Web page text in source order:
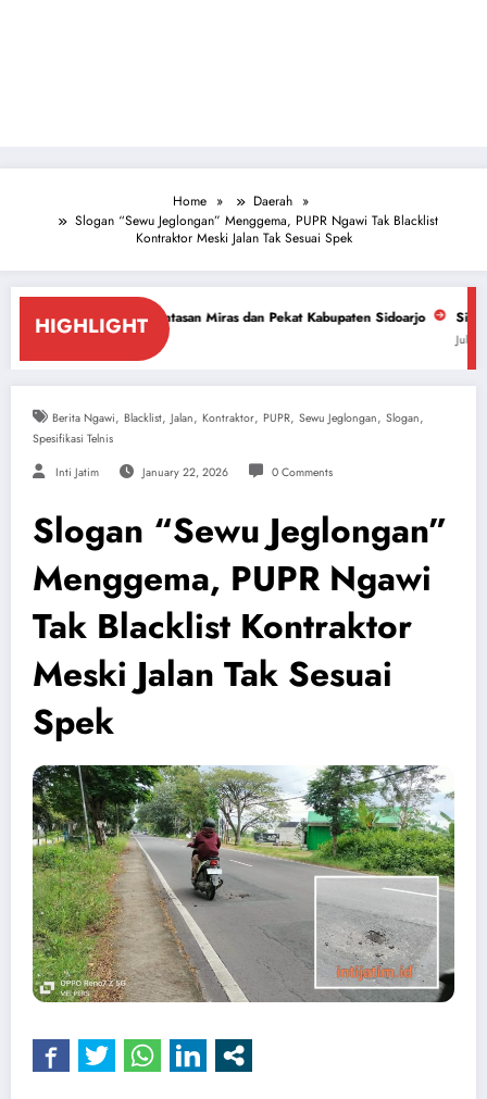
Home
Daerah
Slogan “Sewu Jeglongan” Menggema, PUPR Ngawi Tak Blacklist
Kontraktor Meski Jalan Tak Sesuai Spek
HIGHLIGHT
Miras dan Pekat Kabupaten Sidoarjo Sidoarjo Darurat Miras
Berita Ngawi, Blacklist, Jalan, Kontraktor, PUPR, Sewu Jeglongan, Slogan,
Spesifikasi Telnis
Inti Jatim January 22, 2026 0 Comments
Slogan “Sewu Jeglongan”
Menggema, PUPR Ngawi
Tak Blacklist Kontraktor
Meski Jalan Tak Sesuai
Spek